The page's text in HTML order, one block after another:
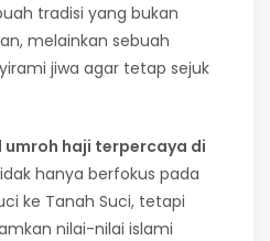
tradisi yang bukan
melainkan sebuah
jiwa agar tetap sejuk
umroh haji terpercaya di
hanya berfokus pada
ke Tanah Suci, tetapi
nilai-nilai islami